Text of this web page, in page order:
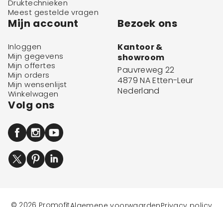
Druktechnieken
Meest gestelde vragen
Mijn account
Inloggen
Mijn gegevens
Mijn offertes
Mijn orders
Mijn wensenlijst
Winkelwagen
Bezoek ons
Kantoor &
showroom
Pauvreweg 22
4879 NA Etten-Leur
Nederland
Volg ons